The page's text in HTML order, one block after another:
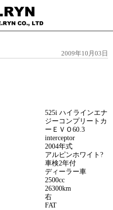
2009年10月03日
525i ハイラインエナ
ジーコンプリートカ
ーＥＶＯ60.3
interceptor
2004年式
アルピンホワイト?
車検2年付
ディーラー車
2500cc
26300km
右
FAT